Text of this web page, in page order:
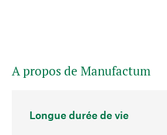
A propos de Manufactum
Longue durée de vie